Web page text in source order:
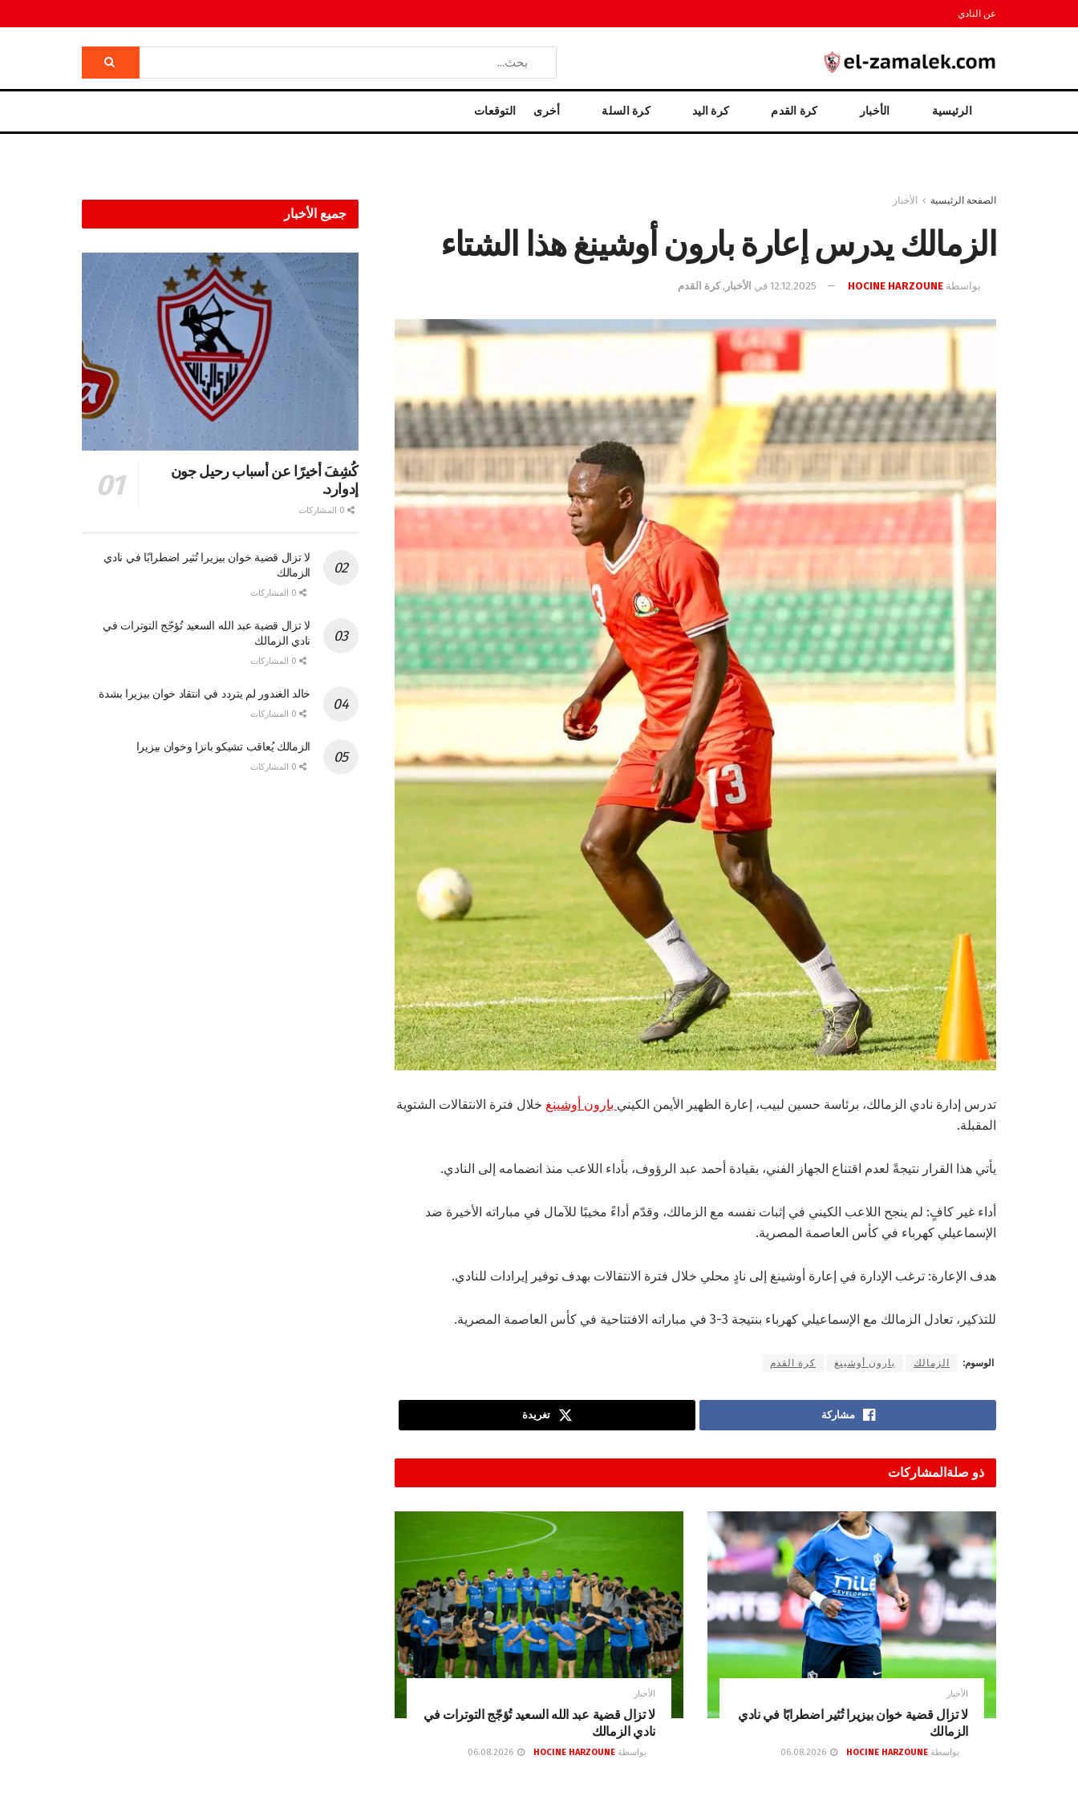
عن النادي
الرئيسية الأخبار كرة القدم كرة اليد كرة السلة أخرى التوقعات
الصفحة الرئيسية الأخبار
الزمالك يدرس إعارة بارون أوشينغ هذا الشتاء
بواسطة HOCINE HARZOUNE
12.12.2025 في الأخبار ,كرة القدم
تدرس إدارة نادي الزمالك، برئاسة حسين لبيب، إعارة الظهير الأيمن الكيني بارون أوشينغ خلال فترة الانتقالات الشتوية
المقبلة.
يأتي هذا القرار نتيجةً لعدم اقتناع الجهاز الفني، بقيادة أحمد عبد الرؤوف، بأداء اللاعب منذ انضمامه إلى النادي.
أداء غير كافٍ: لم ينجح اللاعب الكيني في إثبات نفسه مع الزمالك، وقدّم أداءً مخيبًا للآمال في مباراته الأخيرة ضد
الإسماعيلي كهرباء في كأس العاصمة المصرية.
هدف الإعارة: ترغب الإدارة في إعارة أوشينغ إلى نادٍ محلي خلال فترة الانتقالات بهدف توفير إيرادات للنادي.
للتذكير، تعادل الزمالك مع الإسماعيلي كهرباء بنتيجة 3-3 في مباراته الافتتاحية في كأس العاصمة المصرية.
الوسوم: الزمالك بارون أوشينغ كرة القدم
مشاركة تغريدة
ذو صلة المشاركات
الأخبار
لا تزال قضية خوان بيزيرا تُثير اضطرابًا في نادي
الزمالك
بواسطة HOCINE HARZOUNE
الأخبار
لا تزال قضية عبد الله السعيد تُؤجّج التوترات في
نادي الزمالك
بواسطة HOCINE HARZOUNE
جميع الأخبار
كُشِفَ أخيرًا عن أسباب رحيل جون
إدوارد.
لا تزال قضية خوان بيزيرا تُثير اضطرابًا في نادي
الزمالك
لا تزال قضية عبد الله السعيد تُؤجّج التوترات في
نادي الزمالك
خالد الغندور لم يتردد في انتقاد خوان بيزيرا بشدة
الزمالك يُعاقب تشيكو بانزا وخوان بيزيرا